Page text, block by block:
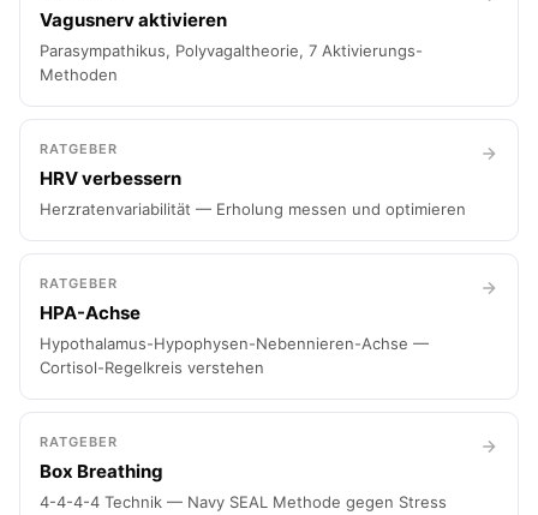
Vagusnerv aktivieren
Parasympathikus, Polyvagaltheorie, 7 Aktivierungs-
Methoden
RATGEBER
HRV verbessern
Herzratenvariabilität — Erholung messen und optimieren
RATGEBER
HPA-Achse
Hypothalamus-Hypophysen-Nebennieren-Achse —
Cortisol-Regelkreis verstehen
RATGEBER
Box Breathing
4-4-4-4 Technik — Navy SEAL Methode gegen Stress